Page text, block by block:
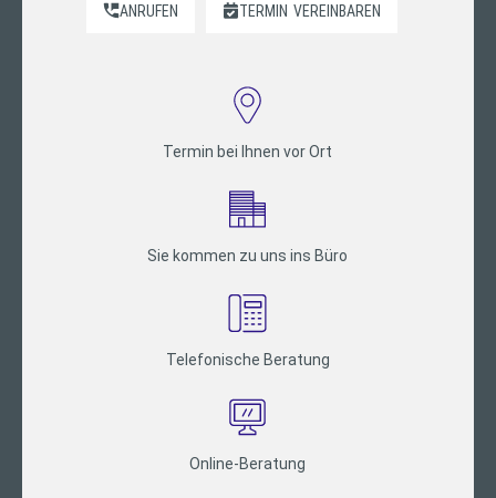
ANRUFEN TERMIN VEREINBAREN
Termin bei Ihnen vor Ort
Sie kommen zu uns ins Büro
Telefonische Beratung
Online-Beratung